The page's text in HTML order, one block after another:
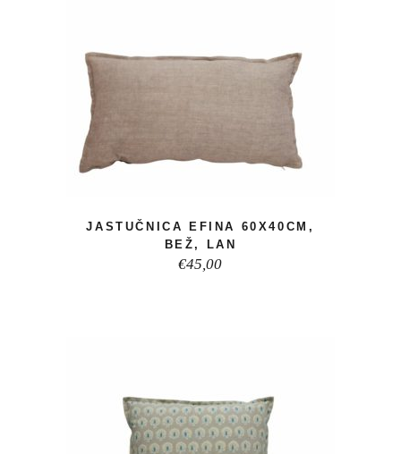
JASTUČNICA EFINA 60X40CM,
BEŽ, LAN
€45,00